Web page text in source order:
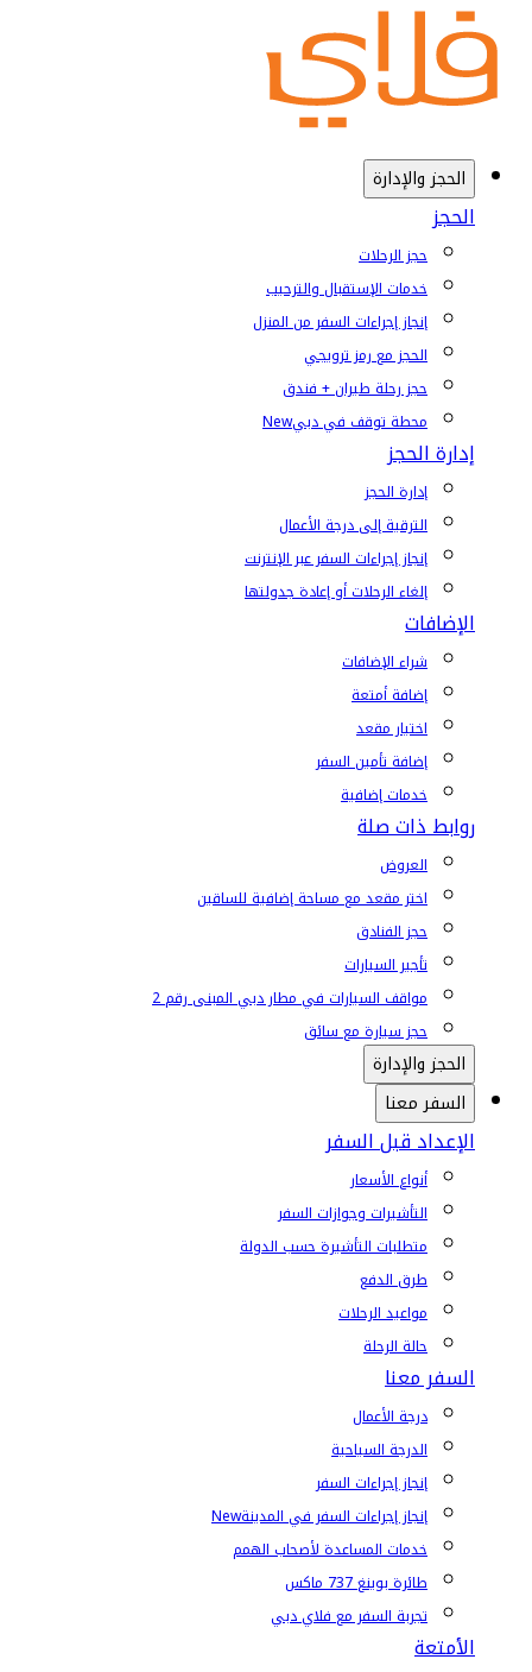
الحجز والإدارة
الحجز
حجز الرحلات
خدمات الإستقبال والترحيب
إنجاز إجراءات السفر من المنزل
الحجز مع رمز ترويجي
حجز رحلة طيران + فندق
محطة توقف في دبيNew
إدارة الحجز
إدارة الحجز
الترقية إلى درجة الأعمال
إنجاز إجراءات السفر عبر الإنترنت
إلغاء الرحلات أو إعادة جدولتها
الإضافات
شراء الإضافات
إضافة أمتعة
اختيار مقعد
إضافة تأمين السفر
خدمات إضافية
روابط ذات صلة
العروض
اختر مقعد مع مساحة إضافية للساقين
حجز الفنادق
تأجير السيارات
مواقف السيارات في مطار دبي المبنى رقم 2
حجز سيارة مع سائق
الحجز والإدارة
السفر معنا
الإعداد قبل السفر
أنواع الأسعار
التأشيرات وجوازات السفر
متطلبات التأشيرة حسب الدولة
طرق الدفع
مواعيد الرحلات
حالة الرحلة
السفر معنا
درجة الأعمال
الدرجة السياحية
إنجاز إجراءات السفر
إنجاز إجراءات السفر في المدينةNew
خدمات المساعدة لأصحاب الهمم
طائرة بوينغ 737 ماكس
تجربة السفر مع فلاي دبي
الأمتعة